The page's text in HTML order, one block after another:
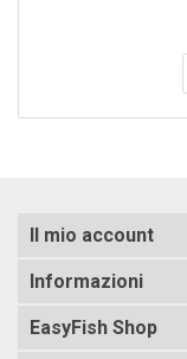
Il mio account
Informazioni
EasyFish Shop